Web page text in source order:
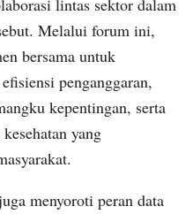
lintas sektor dalam
Melalui forum ini,
bersama untuk
penganggaran,
kepentingan, serta
yang
menyoroti peran data